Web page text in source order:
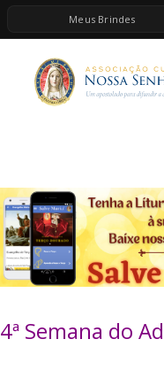
Meus Brindes
HOME
A ASSOCIAÇÃO
AS MELHORES
BRINDES
QUERO DOAR
4ª Semana do